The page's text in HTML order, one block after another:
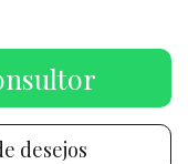
desejos